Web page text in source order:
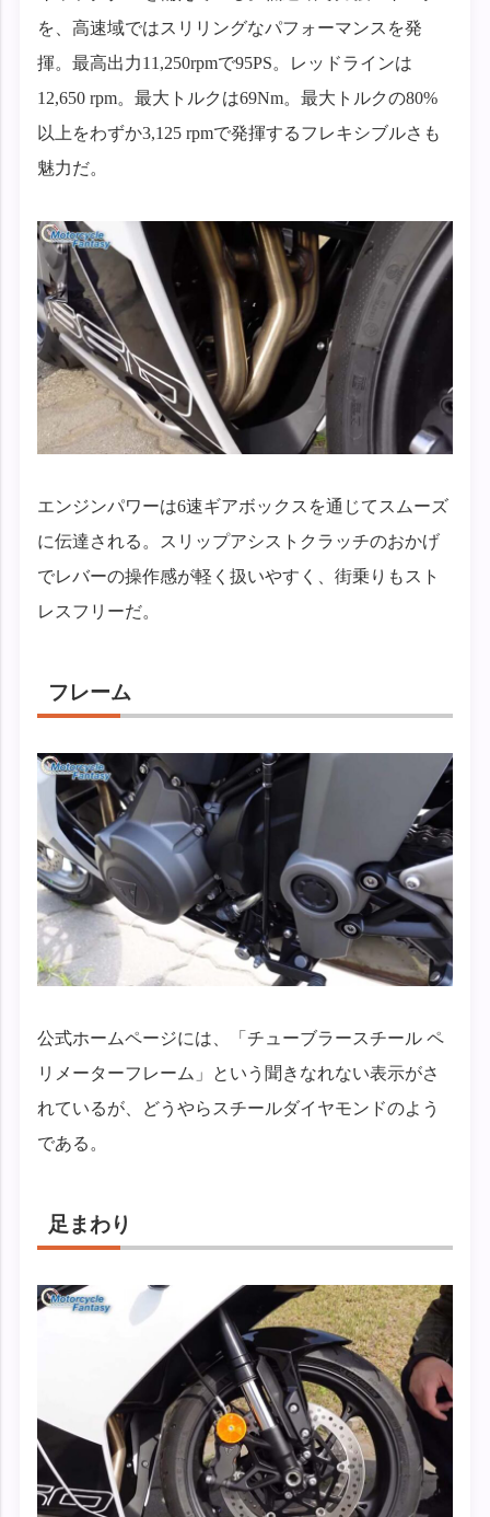
を、高速域ではスリリングなパフォーマンスを発
揮。最高出力11,250rpmで95PS。レッドラインは
12,650 rpm。最大トルクは69Nm。最大トルクの80%
以上をわずか3,125 rpmで発揮するフレキシブルさも
魅力だ。
エンジンパワーは6速ギアボックスを通じてスムーズ
に伝達される。スリップアシストクラッチのおかげ
でレバーの操作感が軽く扱いやすく、街乗りもスト
レスフリーだ。
フレーム
公式ホームページには、「チューブラースチール ペ
リメーターフレーム」という聞きなれない表示がさ
れているが、どうやらスチールダイヤモンドのよう
である。
足まわり